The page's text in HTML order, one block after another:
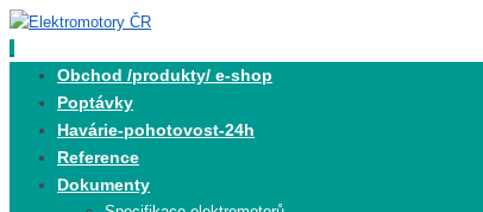
Skip
content
content
Obchod /produkty/ e-shop
Poptávky
Havárie-pohotovost-24h
Reference
Dokumenty